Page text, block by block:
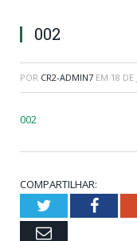
002
POR CR2-ADMIN7 EM 18 DE
002
COMPARTILHAR:
Twitter
Email